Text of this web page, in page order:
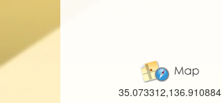
35.073312,136.910884